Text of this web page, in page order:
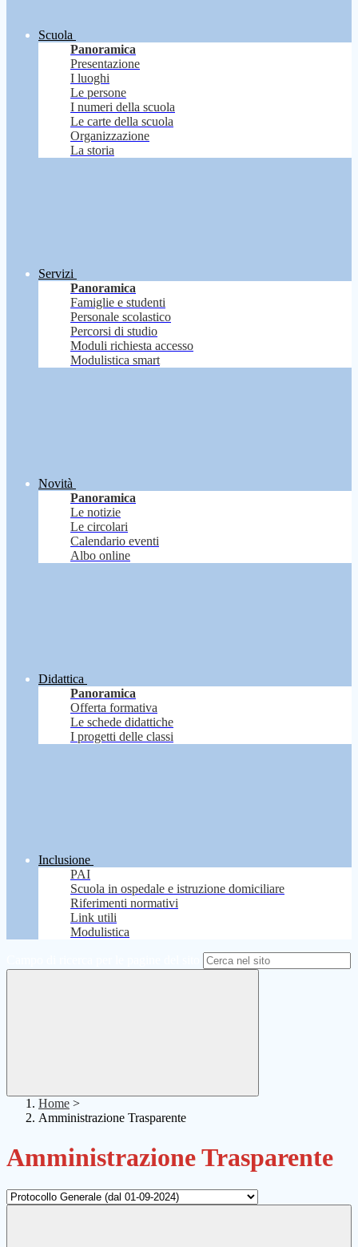
Scuola
Panoramica
Presentazione
I luoghi
Le persone
I numeri della scuola
Le carte della scuola
Organizzazione
La storia
Servizi
Panoramica
Famiglie e studenti
Personale scolastico
Percorsi di studio
Moduli richiesta accesso
Modulistica smart
Novità
Panoramica
Le notizie
Le circolari
Calendario eventi
Albo online
Didattica
Panoramica
Offerta formativa
Le schede didattiche
I progetti delle classi
Inclusione
PAI
Scuola in ospedale e istruzione domiciliare
Riferimenti normativi
Link utili
Modulistica
Home >
Amministrazione Trasparente
Amministrazione Trasparente